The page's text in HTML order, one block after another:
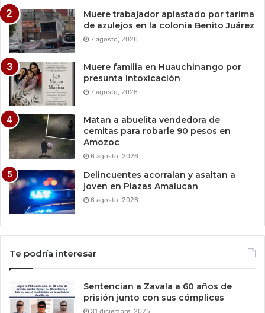
Muere trabajador aplastado por tarima
de azulejos en la colonia Benito Juárez
7 agosto, 2026
Muere familia en Huauchinango por
presunta intoxicación
7 agosto, 2026
Matan a abuelita vendedora de
cemitas para robarle 90 pesos en
Amozoc
6 agosto, 2026
Delincuentes acorralan y asaltan a
joven en Plazas Amalucan
6 agosto, 2026
Te podría interesar
Sentencian a Zavala a 60 años de
prisión junto con sus cómplices
31 diciembre, 2025